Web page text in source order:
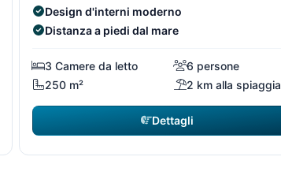
mare
Design d'interni moderno
Distanza a piedi dal mare
3 Camere da letto
6 persone
250 m²
2 km alla spiaggia
Dettagli